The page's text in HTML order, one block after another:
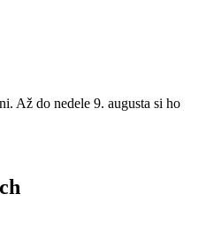
Až do nedele 9. augusta si ho